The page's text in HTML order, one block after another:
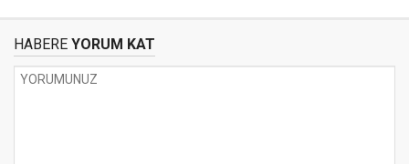
HABERE YORUM KAT